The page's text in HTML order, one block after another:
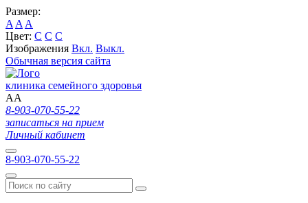
Размер:
A A A
Цвет: C C C
Изображения Вкл. Выкл.
Обычная версия сайта
клиника семейного здоровья
AA
8-903-070-55-22
записаться на прием
Личный кабинет
8-903-070-55-22